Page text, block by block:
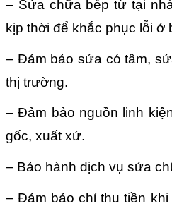
– Sửa chữa bếp từ tại
kịp thời để khắc phục lỗi ở
– Đảm bảo sửa có tâm,
thị trường.
– Đảm bảo nguồn linh
gốc, xuất xứ.
– Bảo hành dịch vụ sửa
– Đảm bảo chỉ thu tiền